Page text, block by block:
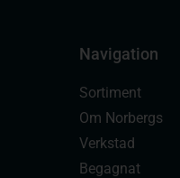
Navigation
Sortiment
Om Norbergs
Verkstad
Begagnat